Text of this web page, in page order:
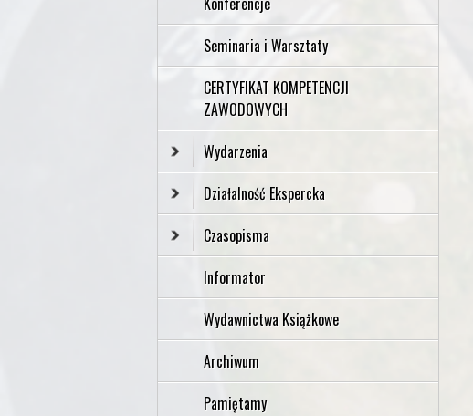
Seminaria i Warsztaty
CERTYFIKAT KOMPETENCJI
ZAWODOWYCH
Wydarzenia
Działalność Ekspercka
Czasopisma
Informator
Wydawnictwa Książkowe
Archiwum
Pamiętamy